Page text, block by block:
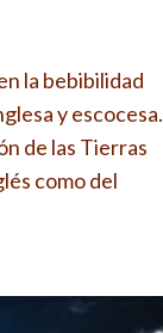
la bebibilidad
y escocesa.
de las Tierras
como del